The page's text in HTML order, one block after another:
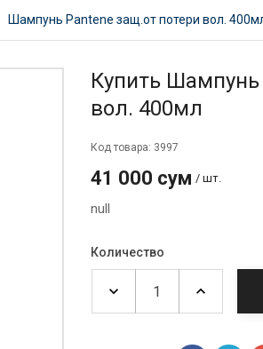
Шампунь Pantene защ.от потери вол.
Купить
вол. 400мл
Код товара: 3997
41 000 сум / шт.
null
Количество